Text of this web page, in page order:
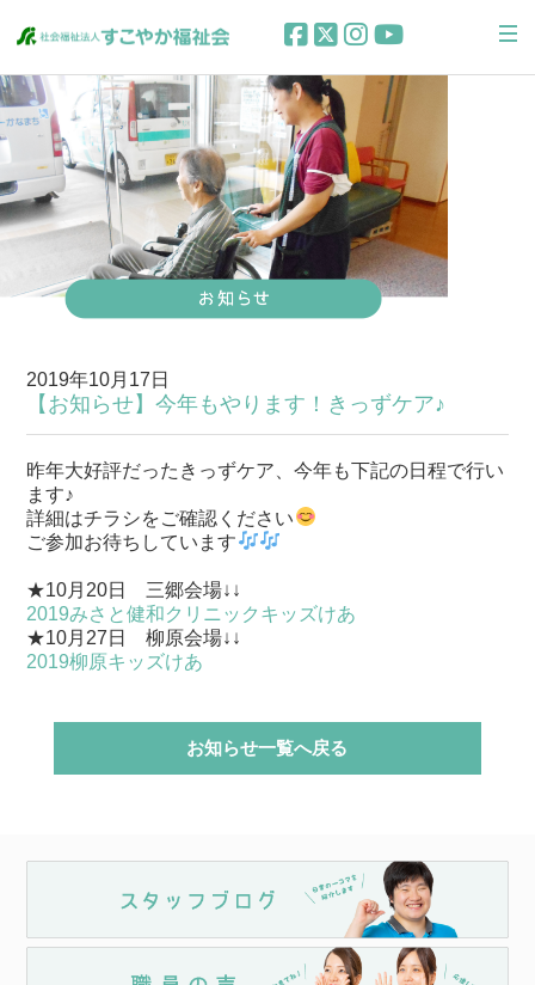
2019年10月17日
【お知らせ】今年もやります！きっずケア♪
昨年大好評だったきっずケア、今年も下記の日程で行い
ます♪
詳細はチラシをご確認ください
ご参加お待ちしています
★10月20日 三郷会場↓↓
2019みさと健和クリニックキッズけあ
★10月27日 柳原会場↓↓
2019柳原キッズけあ
お知らせ一覧へ戻る